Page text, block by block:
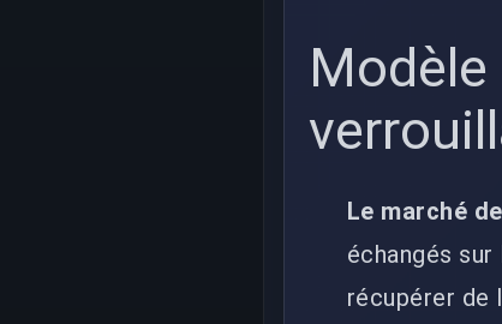
Le marché
échangés
récupérer de